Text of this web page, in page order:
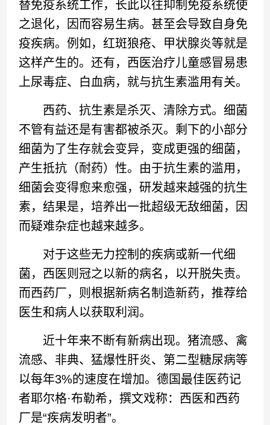
替免疫系统工作，长此以往抑制免疫系统使
之退化，因而容易生病。甚至会导致自身免
疫疾病。例如，红斑狼疮、甲状腺炎等就是
这样产生的。还有，西医治疗儿童感冒易患
上尿毒症、白血病，就与抗生素滥用有关。
西药、抗生素是杀灭、清除方式。细菌
不管有益还是有害都被杀灭。剩下的小部分
细菌为了生存就会变异，变成更强的细菌，
产生抵抗（耐药）性。由于抗生素的滥用，
细菌会变得愈来愈强，研发越来越强的抗生
素，结果是，培养出一批超级无敌细菌，因
而疑难杂症也越来越多。
对于这些无力控制的疾病或新一代细
菌，西医则冠之以新的病名，以开脱失责。
而西药厂，则根据新病名制造新药，推荐给
医生和病人以获取利润。
近十年来不断有新病出现。猪流感、禽
流感、非典、猛爆性肝炎、第二型糖尿病等
以每年3%的速度在增加。德国最佳医药记
者耶尔格·布勒希，撰文戏称：西医和西药
厂是“疾病发明者”。